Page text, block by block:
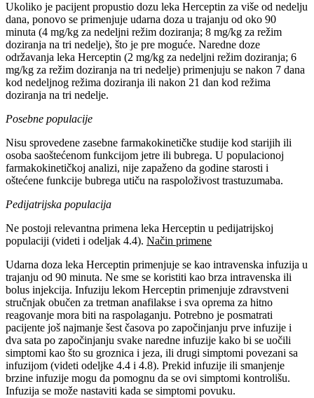
Ukoliko je pacijent propustio dozu leka Herceptin za više od nedelju
dana, ponovo se primenjuje udarna doza u trajanju od oko 90
minuta (4 mg/kg za nedeljni režim doziranja; 8 mg/kg za režim
doziranja na tri nedelje), što je pre moguće. Naredne doze
održavanja leka Herceptin (2 mg/kg za nedeljni režim doziranja; 6
mg/kg za režim doziranja na tri nedelje) primenjuju se nakon 7 dana
kod nedeljnog režima doziranja ili nakon 21 dan kod režima
doziranja na tri nedelje.
Posebne populacije
Nisu sprovedene zasebne farmakokinetičke studije kod starijih ili
osoba saoštećenom funkcijom jetre ili bubrega. U populacionoj
farmakokinetičkoj analizi, nije zapaženo da godine starosti i
oštećene funkcije bubrega utiču na raspoloživost trastuzumaba.
Pedijatrijska populacija
Ne postoji relevantna primena leka Herceptin u pedijatrijskoj
populaciji (videti i odeljak 4.4). Način primene
Udarna doza leka Herceptin primenjuje se kao intravenska infuzija u
trajanju od 90 minuta. Ne sme se koristiti kao brza intravenska ili
bolus injekcija. Infuziju lekom Herceptin primenjuje zdravstveni
stručnjak obučen za tretman anafilakse i sva oprema za hitno
reagovanje mora biti na raspolaganju. Potrebno je posmatrati
pacijente još najmanje šest časova po započinjanju prve infuzije i
dva sata po započinjanju svake naredne infuzije kako bi se uočili
simptomi kao što su groznica i jeza, ili drugi simptomi povezani sa
infuzijom (videti odeljke 4.4 i 4.8). Prekid infuzije ili smanjenje
brzine infuzije mogu da pomognu da se ovi simptomi kontrolišu.
Infuzija se može nastaviti kada se simptomi povuku.